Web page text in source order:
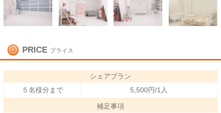
PRICE プライス
シェアプラン
５名様分まで
5,500円/1人
補足事項